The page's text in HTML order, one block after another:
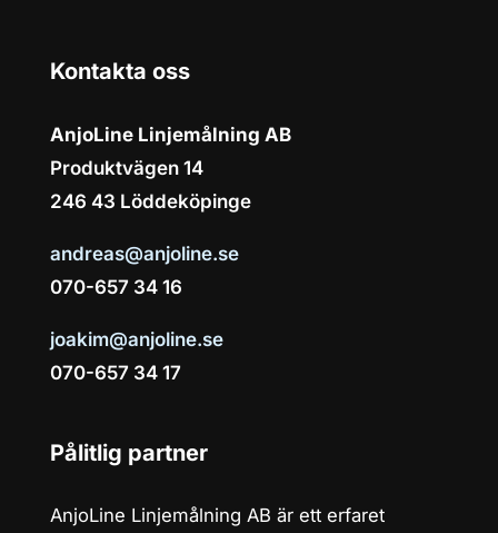
Kontakta oss
AnjoLine Linjemålning AB
Produktvägen 14
246 43 Löddeköpinge
andreas@anjoline.se
070-657 34 16
joakim@anjoline.se
070-657 34 17
Pålitlig partner
AnjoLine Linjemålning AB är ett erfaret